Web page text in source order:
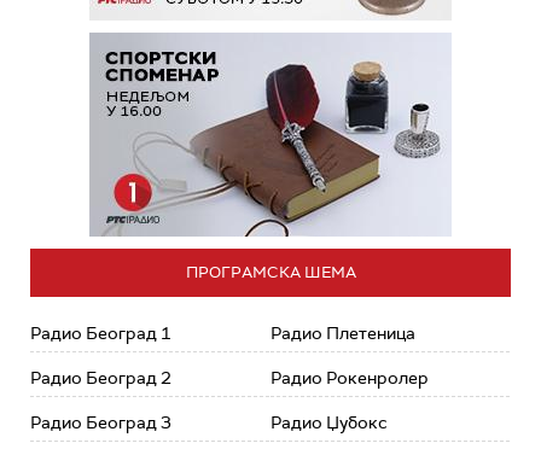
ПРОГРАМСКА ШЕМА
Радио Београд 1
Радио Београд 2
Радио Београд 3
Радио Плетеница
Радио Рокенролер
Радио Џубокс